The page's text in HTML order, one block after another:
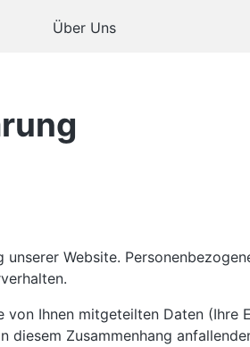
Über Uns
Website.
Ihnen mitgeteilten Daten (Ihre
Zusammenhang